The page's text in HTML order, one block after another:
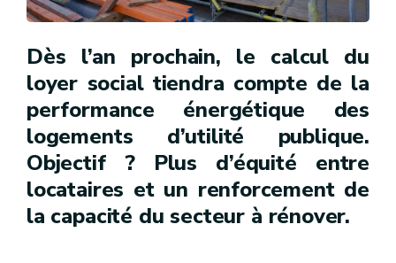
Dès l’an prochain, le calcul du
loyer social tiendra compte de la
performance énergétique des
logements d’utilité publique.
Objectif ? Plus d’équité entre
locataires et un renforcement de
la capacité du secteur à rénover.